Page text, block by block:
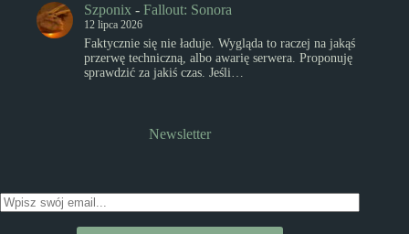
Szponix - Fallout: Sonora
12 lipca 2026
Faktycznie się nie ładuje. Wygląda to raczej na jakąś
przerwę techniczną, albo awarię serwera. Proponuję
sprawdzić za jakiś czas. Jeśli…
Newsletter